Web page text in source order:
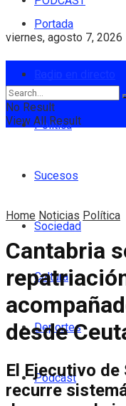
viernes, agosto 7, 2026
Portada
Política
Sucesos
Sociedad
Cultura
Deportes
Podcast
No Result
View All Result
Home Noticias Política
Cantabria
desde
El Ejecutivo de
recurre